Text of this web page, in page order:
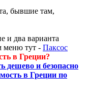
бывшие там,
и два варианта
меню тут - Паксос
в Греции?
дешево и безопасно
в Греции по